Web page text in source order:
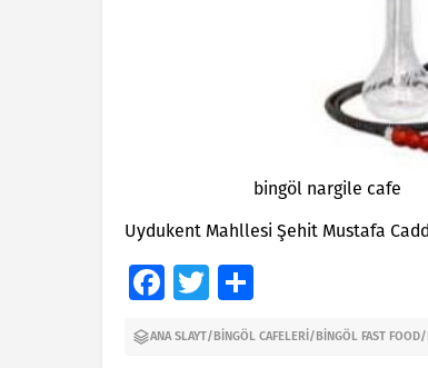
bingöl nargile cafe
Uydukent Mahllesi Şehit Mustafa
Facebook
Twitter
ANA SLAYT/ BINGÖL CAFELERI / BINGÖL FAST FOOD/